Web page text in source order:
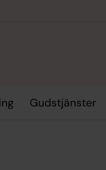
Gudstjänster